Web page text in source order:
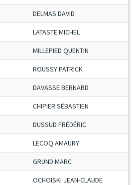
DELMAS DAVID
LATASTE MICHEL
MILLEPIED QUENTIN
ROUSSY PATRICK
DAVASSE BERNARD
CHIPIER SÉBASTIEN
DUSSUD FRÉDÉRIC
LECOQ AMAURY
GRUND MARC
OCHOISKI JEAN-CLAUDE